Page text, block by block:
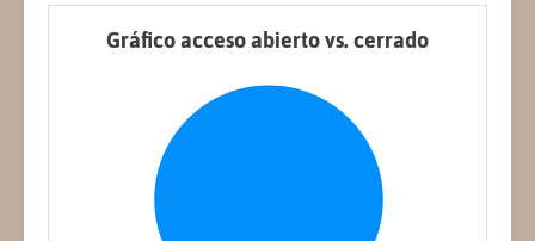
Gráfico acceso abierto vs. cerrado